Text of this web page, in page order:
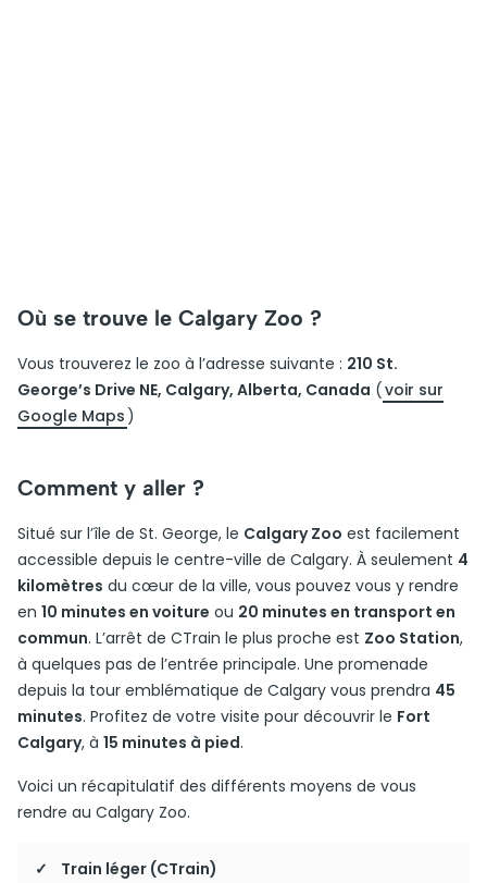
Où se trouve le Calgary Zoo ?
Vous trouverez le zoo à l’adresse suivante : 210 St.
George’s Drive NE, Calgary, Alberta, Canada (voir sur
Google Maps )
Comment y aller ?
Situé sur l’île de St. George, le Calgary Zoo est facilement
accessible depuis le centre-ville de Calgary. À seulement 4
kilomètres du cœur de la ville, vous pouvez vous y rendre
en 10 minutes en voiture ou 20 minutes en transport en
commun. L’arrêt de CTrain le plus proche est Zoo Station,
à quelques pas de l’entrée principale. Une promenade
depuis la tour emblématique de Calgary vous prendra 45
minutes. Profitez de votre visite pour découvrir le Fort
Calgary, à 15 minutes à pied.
Voici un récapitulatif des différents moyens de vous
rendre au Calgary Zoo.
Train léger (CTrain)